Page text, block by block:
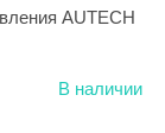
AUTECH
В наличии